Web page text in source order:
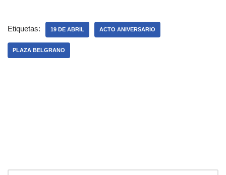
Etiquetas: 19 DE ABRIL ACTO ANIVERSARIO
PLAZA BELGRANO